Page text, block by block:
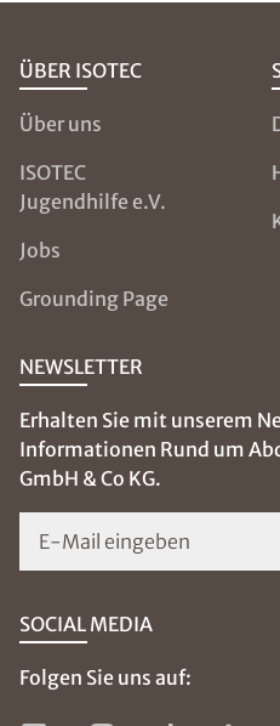
ÜBER ISOTEC
Über uns
ISOTEC
Jugendhilfe e.V.
Jobs
Grounding Page
NEWSLETTER
Erhalten Sie mit unserem
Informationen Rund um
GmbH & Co KG.
E-Mail eingeben
SOCIAL MEDIA
Folgen Sie uns auf: